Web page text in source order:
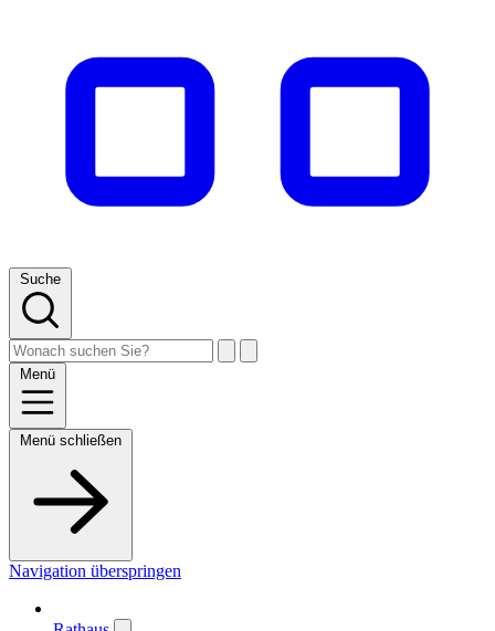
Suche
Menü
Menü schließen
Navigation überspringen